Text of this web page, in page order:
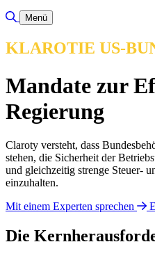
Suche umschalten
Menü
KLAROTIE US-
Mandate zur
Regierung
Claroty versteht, dass
stehen, die Sicherheit der
und gleichzeitig strenge Steuer-
einzuhalten.
Mit einem Experten sprechen
Die